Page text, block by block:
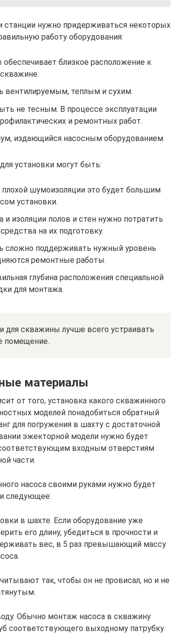
станции нужно придерживаться некоторых
работу оборудования:
близкое расположение к
скважине.
теплым и сухим.
не тесным. В процессе эксплуатации
и ремонтных работ.
издающийся насосным оборудованием.
установки могут быть:
шумоизоляции это будет большим
установки.
и изоляции полов и стен нужно потратить
на их подготовку.
сложно поддерживать нужный уровень
ремонтные работы.
глубина расположения специальной
для монтажа.
для скважины лучше всего устраивать
помещение.
материалы
от того, установка какого скважинного
моделей понадобиться обратный
для погружения в шахту с достаточной
эжекторной модели нужно будет
входным отверстиям
части.
насоса своими руками нужно будет
следующее:
в шахте. Если оборудование уже
его длину, убедиться в прочности и
вес, в 5 раз превышающий массу
так, чтобы он не провисал, но и не
Обычно монтаж насоса в скважину
соответствующего выходному патрубку